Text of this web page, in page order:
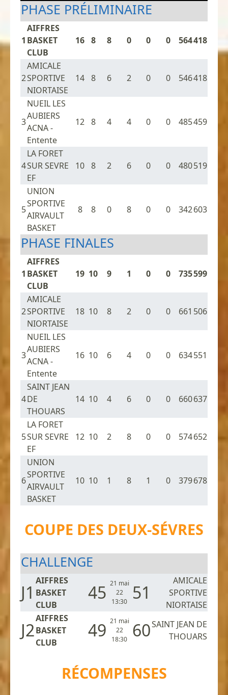
PHASE PRÉLIMINAIRE
1
AIFFRES
BASKET
CLUB
16 8 8 0 0 0 564418
2
AMICALE
SPORTIVE
NIORTAISE
14 8 6 2 0 0 546418
3
NUEIL LES
AUBIERS
ACNA -
Entente
12 8 4 4 0 0 485459
4
LA FORET
SUR SEVRE
EF
10 8 2 6 0 0 480519
5
UNION
SPORTIVE
AIRVAULT
BASKET
8 8 0 8 0 0 342603
PHASE FINALES
1
AIFFRES
BASKET
CLUB
19 10 9 1 0 0 735599
2
AMICALE
SPORTIVE
NIORTAISE
18 10 8 2 0 0 661 506
3
NUEIL LES
AUBIERS
ACNA -
Entente
16 10 6 4 0 0 634551
4
SAINT JEAN
DE
THOUARS
14 10 4 6 0 0 660637
5
LA FORET
SUR SEVRE
EF
12 10 2 8 0 0 574652
6
UNION
SPORTIVE
AIRVAULT
BASKET
10 10 1 8 1 0 379678
COUPE DES DEUX-SÉVRES
CHALLENGE
J1
AIFFRES
BASKET
CLUB
45 21 mai
22
13:30
51
AMICALE
SPORTIVE
NIORTAISE
J2
AIFFRES
BASKET
CLUB
49 21 mai
22
18:30
60SAINT JEAN DE
THOUARS
RÉCOMPENSES